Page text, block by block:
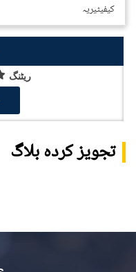
کیفیٹیریہ
ریٹنگ
تجویز کردہ بلاگ